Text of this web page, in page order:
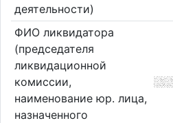
деятельности)
ФИО ликвидатора
(председателя
ликвидационной
комиссии,
наименование юр. лица,
назначенного